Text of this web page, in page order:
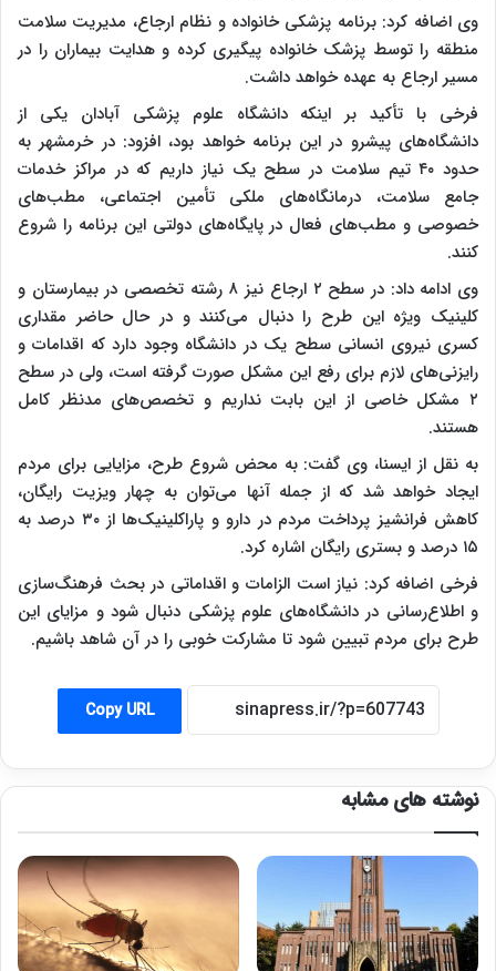
وی اضافه کرد: برنامه پزشکی خانواده و نظام ارجاع، مدیریت سلامت
منطقه را توسط پزشک خانواده پیگیری کرده و هدایت بیماران را در
مسیر ارجاع به عهده خواهد داشت.
فرخی با تأکید بر اینکه دانشگاه علوم پزشکی آبادان یکی از
دانشگاه‌های پیشرو در این برنامه خواهد بود، افزود: در خرمشهر به
حدود ۴۰ تیم سلامت در سطح یک نیاز داریم که در مراکز خدمات
جامع سلامت، درمانگاه‌های ملکی تأمین اجتماعی، مطب‌های
خصوصی و مطب‌های فعال در پایگاه‌های دولتی این برنامه را شروع
کنند.
وی ادامه داد: در سطح ۲ ارجاع نیز ۸ رشته تخصصی در بیمارستان و
کلینیک ویژه این طرح را دنبال می‌کنند و در حال حاضر مقداری
کسری نیروی انسانی سطح یک در دانشگاه وجود دارد که اقدامات و
رایزنی‌های لازم برای رفع این مشکل صورت گرفته است، ولی در سطح
۲ مشکل خاصی از این بابت نداریم و تخصص‌های مدنظر کامل
هستند.
به نقل از ایسنا، وی گفت: به محض شروع طرح، مزایایی برای مردم
ایجاد خواهد شد که از جمله آنها می‌توان به چهار ویزیت رایگان،
کاهش فرانشیز پرداخت مردم در دارو و پاراکلینیک‌ها از ۳۰ درصد به
۱۵ درصد و بستری رایگان اشاره کرد.
فرخی اضافه کرد: نیاز است الزامات و اقداماتی در بحث فرهنگ‌سازی
و اطلاع‌رسانی در دانشگاه‌های علوم پزشکی دنبال شود و مزایای این
طرح برای مردم تبیین شود تا مشارکت خوبی را در آن شاهد باشیم.
Copy URL
نوشته های مشابه